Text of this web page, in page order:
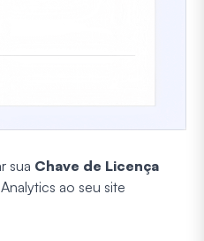
sua Chave de Licença
ao seu site